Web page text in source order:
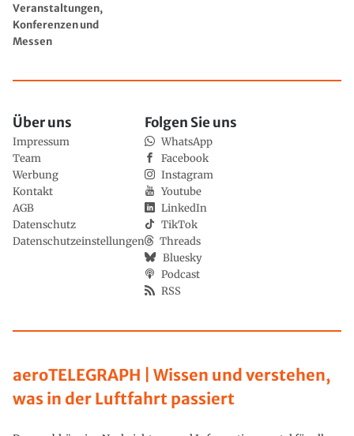
Veranstaltungen,
Konferenzen und
Messen
aeroTELEGRAPH | Wissen und verstehen,
was in der Luftfahrt passiert
Über uns
Impressum
Team
Werbung
Kontakt
AGB
Datenschutz
Datenschutzeinstellungen
Folgen Sie uns
WhatsApp
Facebook
Instagram
Youtube
LinkedIn
TikTok
Threads
Bluesky
Podcast
RSS